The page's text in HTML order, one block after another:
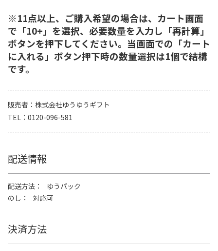
※11点以上、ご購入希望の場合は、カート画面
で「10+」を選択、必要数量を入力し「再計算」
ボタンを押下してください。当画面での「カート
に入れる」ボタン押下時の数量選択は1個で結構
です。
販売者
株式会社ゆうゆうギフト
TEL
0120-096-581
配送情報
配送方法
ゆうパック
のし
対応可
決済方法